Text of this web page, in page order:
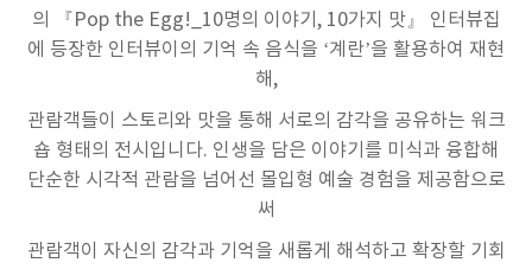
의 『 Pop the Egg!_10명의 이야기 , 10가지 맛』 인터뷰집
에 등장한 인터뷰이의 기억 속 음식을 ‘계란’을 활용하여 재현
해 ,
관람객들이 스토리와 맛을 통해 서로의 감각을 공유하는 워크
숍 형태의 전시입니다. 인생을 담은 이야기를 미식과 융합해
단순한 시각적 관람을 넘어선 몰입형 예술 경험을 제공함으로
써
관람객이 자신의 감각과 기억을 새롭게 해석하고 확장할 기회